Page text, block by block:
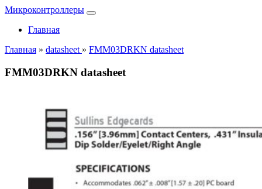
Микроконтроллеры
Главная
Главная » datasheet » FMM03DRKN datasheet
FMM03DRKN datasheet